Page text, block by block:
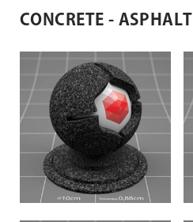
CONCRETE - ASPHALT